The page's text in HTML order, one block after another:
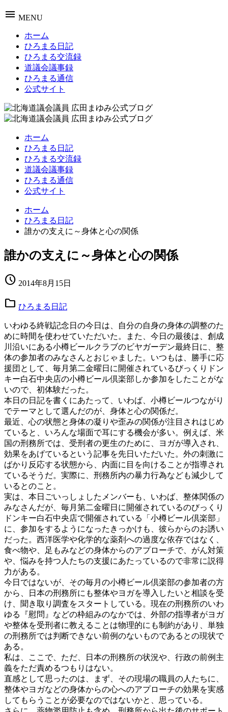
menu MENU
ホーム
ひろまる日記
ひろまる交流録
道議会議事録
ひろまる通信
公式サイト
ホーム
ひろまる日記
ひろまる交流録
道議会議事録
ひろまる通信
公式サイト
ホーム
ひろまる日記
誰かの支えに～身体と心の関係
誰かの支えに～身体と心の関係
schedule 2014年8月15日
folder ひろまる日記
いわゆる終戦記念日の今日は、自分の自身の身体の調整のた
めに時間を使わせていただいた。また、今日の最後は、創成
川沿いにある小樽ビールクラブのビヤガーデン最終日に、整
体の参加者のみなさんとおじゃました。いつもは、勝手に応
援団として、毎月第二金曜日に開催されているびっくりドン
キー白石中央店の小樽ビール倶楽部しか参加をしたことがな
いので、初体験だった。
本日の日記を書くにあたって、いわば、小樽ビールつながり
でテーマとして選んだのが、身体と心の関係だ。
最近、心の状態と身体の凝りや歪みの関係が注目されはじめ
ていると、いろんな場面で耳にする機会が多い。例えば、米
国の刑務所では、受刑者の更生のために、ヨガが導入され、
効果をあげているという記事を先日いただいた。外の刺激に
ばかり反応する状態から、内面に目を向けることが指導され
ているそうだ。実際に、刑務所内の暴力行為なども減少して
いるとのこと。
実は、本日ごいっしょしたメンバーも、いわば、整体関係の
みなさんだが、毎月第二金曜日に開催されているのびっくり
ドンキー白石中央店で開催されている「小樽ビール倶楽部」
に、参加をするようになったきっかけも、彼らからのお誘い
だった。西洋医学や化学的な薬剤への過度な依存ではなく、
食べ物や、足もみなどの身体からのアプローチで、がん対策
や、悩みを持つ人たちの支援にあたっているので非常に説得
力がある。
今日ではないが、その毎月の小樽ビール倶楽部の参加者の方
から、日本の刑務所にも整体やヨガを導入したいと相談を受
け、聞き取り調査をスタートしている。現在の刑務所のいわ
ゆる『慰問』などの枠組みのなかでは、外部の指導者がヨガ
や整体を受刑者に教えることは物理的にも制約があり、単独
の刑務所では判断できない前例のないものであるとの現状で
ある。
私は、ここで、ただ、日本の刑務所の状況や、行政の前例主
義をただ責めるつもりはない。
直感として思ったのは、まず、その現場の職員の人たちに、
整体やヨガなどの身体からの心へのアプローチの効果を実感
してもらうことが必要なのではないかと、思っている。